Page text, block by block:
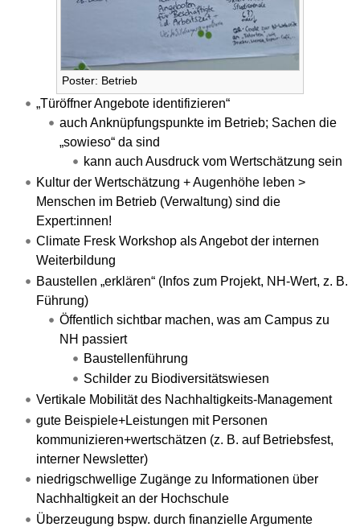
Poster: Betrieb
„Türöffner Angebote identifizieren“
auch Anknüpfungspunkte im Betrieb; Sachen die
„sowieso“ da sind
kann auch Ausdruck vom Wertschätzung sein
Kultur der Wertschätzung + Augenhöhe leben >
Menschen im Betrieb (Verwaltung) sind die
Expert:innen!
Climate Fresk Workshop als Angebot der internen
Weiterbildung
Baustellen „erklären“ (Infos zum Projekt, NH-Wert, z. B.
Führung)
Öffentlich sichtbar machen, was am Campus zu
NH passiert
Baustellenführung
Schilder zu Biodiversitätswiesen
Vertikale Mobilität des Nachhaltigkeits-Management
gute Beispiele+Leistungen mit Personen
kommunizieren+wertschätzen (z. B. auf Betriebsfest,
interner Newsletter)
niedrigschwellige Zugänge zu Informationen über
Nachhaltigkeit an der Hochschule
Überzeugung bspw. durch finanzielle Argumente